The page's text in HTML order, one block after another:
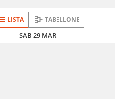
LISTA TABELLONE
SAB 29 MAR